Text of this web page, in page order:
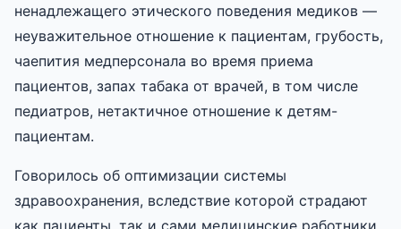
ненадлежащего этического поведения медиков —
неуважительное отношение к пациентам, грубость,
чаепития медперсонала во время приема
пациентов, запах табака от врачей, в том числе
педиатров, нетактичное отношение к детям-
пациентам.
Говорилось об оптимизации системы
здравоохранения, вследствие которой страдают
как пациенты, так и сами медицинские работники.